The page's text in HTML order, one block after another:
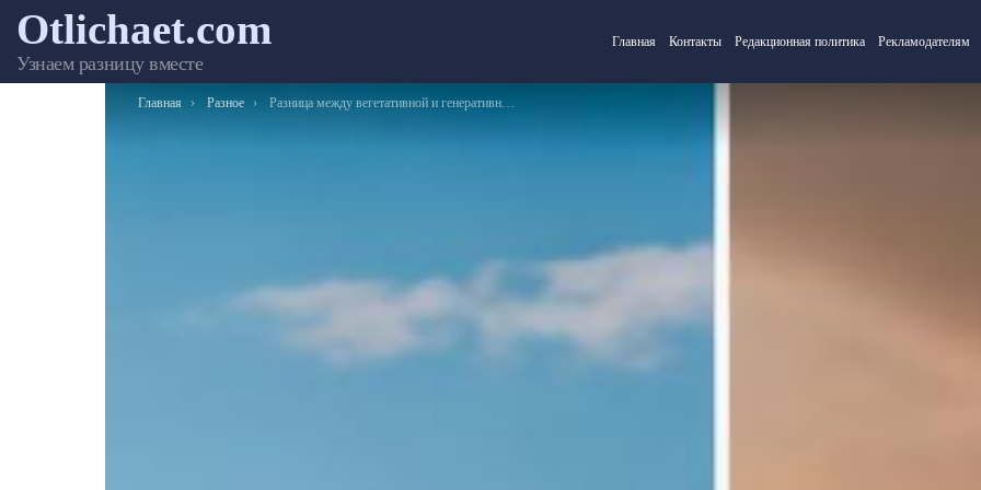
Otlichaet.com
Узнаем разницу вместе
Главная Контакты Редакционная политика Рекламодателям
Вы здесь:
Главная Разное Разница между вегетативной и генеративной почкой